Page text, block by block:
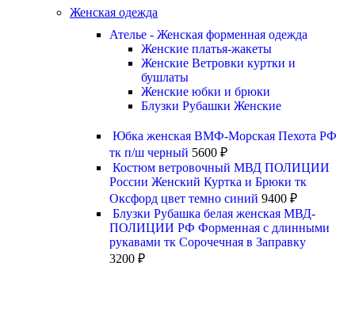
Женская одежда
Ателье - Женская форменная одежда
Женские платья-жакеты
Женские Ветровки куртки и
бушлаты
Женские юбки и брюки
Блузки Рубашки Женские
Юбка женская ВМФ-Морская Пехота РФ
тк п/ш черный 5600 ₽
Костюм ветровочный МВД ПОЛИЦИИ
России Женский Куртка и Брюки тк
Оксфорд цвет темно синий 9400 ₽
Блузки Рубашка белая женская МВД-
ПОЛИЦИИ РФ Форменная с длинными
рукавами тк Сорочечная в Заправку
3200 ₽